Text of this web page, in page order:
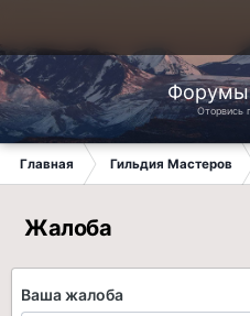
Форумы
Оторвись
Главная Гильдия Мастеров
Жалоба
Ваша жалоба